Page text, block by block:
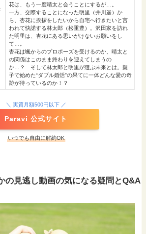
花は、もう一度晴太と会うことにするが…。
一方、交際することになった明里（井川遥）か
ら、杏花に挨拶をしたいから自宅へ行きたいと言
われて快諾する林太郎（松重豊）。沢田家を訪れ
た明里は、杏花にある思いがけないお願いをし
て…。
杏花は颯からのプロポーズを受けるのか、晴太と
の関係はこのまま終わりを迎えてしまうの
か…？ そして林太郎と明里が選ぶ未来とは。親
子で始めた“ダブル婚活”の果てに一体どんな愛の奇
跡が待っているのか！？
＼ 実質月額500円以下 ／
Paravi 公式サイト
いつでも自由に解約OK
の見逃し動画の気になる疑問とQ&A